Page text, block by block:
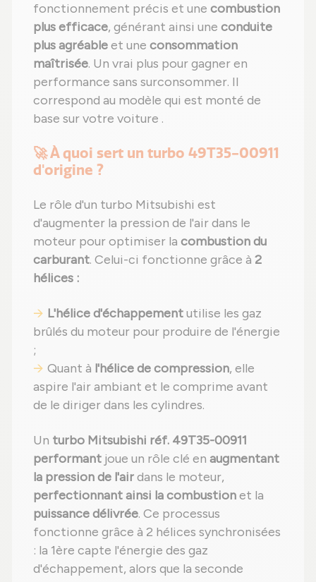
fonctionnement précis et une combustion
plus efficace, générant ainsi une conduite
plus agréableet une consommation
maîtrisée. Un vrai plus pour gagner en
performance sans surconsommer. Il
correspond au modèle qui est monté de
base sur votre voiture .
🚀 À quoi sert un turbo 49T35-00911
d'origine ?
Le rôle d'un turbo Mitsubishi est
d'augmenter la pression de l'air dans le
moteur pour optimiser la combustion du
carburant. Celui-ci fonctionne grâce à 2
hélices :
L'hélice d'échappementutilise les gaz
brûlés du moteur pour produire de l'énergie
;
Quant à l'hélice de compression, elle
aspire l'air ambiant et le comprime avant
de le diriger dans les cylindres.
Un turbo Mitsubishi réf. 49T35-00911
performant joue un rôle clé en augmentant
la pression de l'airdans le moteur,
perfectionnant ainsi la combustionet la
puissance délivrée. Ce processus
fonctionne grâce à 2 hélices synchronisées
: la 1ère capte l'énergie des gaz
d'échappement, alors que la seconde